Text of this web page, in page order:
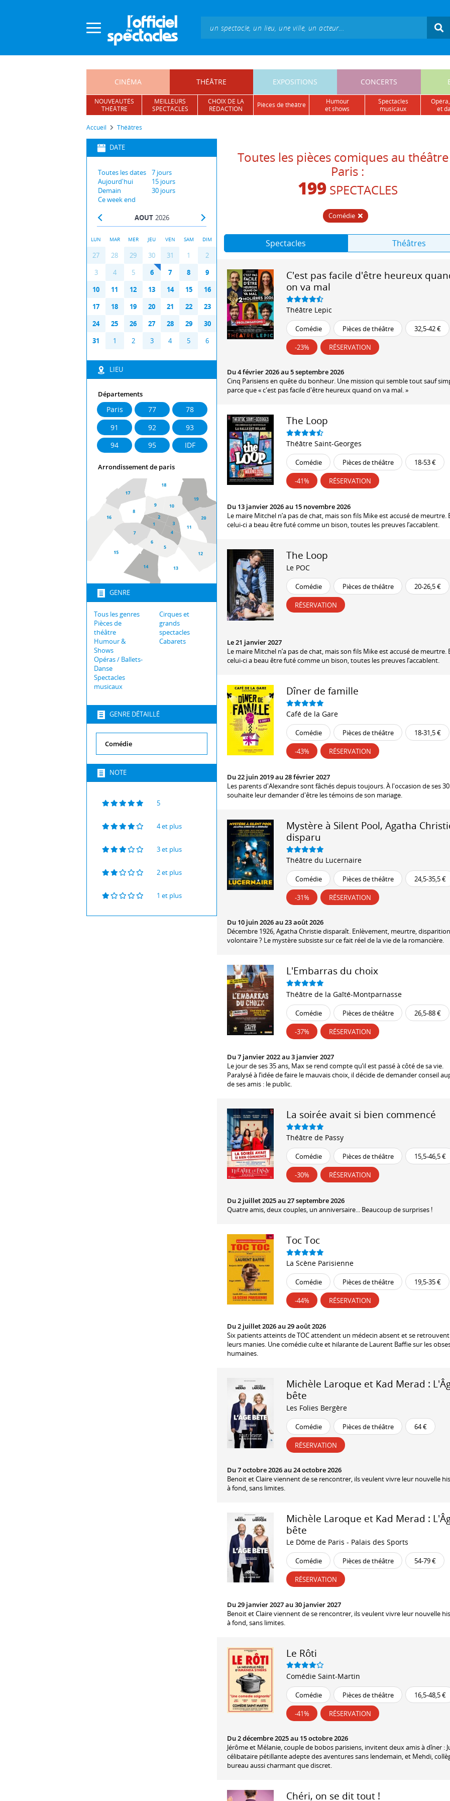
CINÉMA THÉÂTRE EXPOSITIONS CONCERTS
NOUVEAUTÉS
THÉÂTRE
MEILLEURS
SPECTACLES
CHOIX DE LA
RÉDACTION
pièces de théâtre
humour
et shows
spectacles
musicaux
et
Accueil Théâtres
DATE
Toutes les dates
Aujourd'hui
Demain
Ce week end
7 jours
15 jours
30 jours
ev
AOUT 2026
ex
LUN MAR MER JEU VEN SAM DIM
27 28 29 30 31 1
2
3
4 5 6 7 8
9
10
11 12 13 14 15
16
17
18 19 20 21 22
23
24
25 26 27 28 29
30
31
1 2 3 4 5 6
LIEU
Départements
Paris 77
78
91
92
93
94
95 IDF
Arrondissement de paris
GENRE
Tous les genres
Pièces de
théâtre
Humour &
Shows
Opéras / Ballets-
Danse
Spectacles
musicaux
Cirques et
grands
spectacles
Cabarets
GENRE DÉTAILLÉ
NOTE
5
4 et plus
3 et plus
2 et plus
1 et plus
Toutes les pièces comiques au
Paris :
199 SPECTACLES
Comédie
Spectacles Théâtres
C'est pas facile d'être heureux
on va mal
Théâtre Lepic
Comédie Pièces de théâtre 32,5-42 €
-23% RÉSERVATION
Du 4 février 2026 au 5 septembre 2026
Cinq Parisiens en quête du bonheur. Une mission qui semble tout sauf
parce que « c'est pas facile d'être heureux quand on va mal. »
The Loop
Théâtre Saint-Georges
Comédie Pièces de théâtre 18-53 €
-41% RÉSERVATION
Du 13 janvier 2026 au 15 novembre 2026
Le maire Mitchel n’a pas de chat, mais son fils Mike est accusé de meurtre.
celui-ci a beau être futé comme un bison, toutes les preuves l’accablent.
The Loop
Le POC
Comédie Pièces de théâtre 20-26,5 €
RÉSERVATION
Le 21 janvier 2027
Le maire Mitchel n’a pas de chat, mais son fils Mike est accusé de meurtre.
celui-ci a beau être futé comme un bison, toutes les preuves l’accablent.
Dîner de famille
Café de la Gare
Comédie Pièces de théâtre 18-31,5 €
-43% RÉSERVATION
Du 22 juin 2019 au 28 février 2027
​Les parents d'Alexandre sont fâchés depuis toujours. À l'occasion de ses
souhaite leur demander d'être les témoins de son mariage.
Mystère à Silent Pool, Agatha
disparu
Théâtre du Lucernaire
Comédie Pièces de théâtre 24,5-35,5 €
-31% RÉSERVATION
Du 10 juin 2026 au 23 août 2026
Décembre 1926, Agatha Christie disparaît. Enlèvement, meurtre, disparition
volontaire ? Le mystère subsiste sur ce fait réel de la vie de la romancière.
L'Embarras du choix
Théâtre de la Gaîté-Montparnasse
Comédie Pièces de théâtre 26,5-88 €
-37% RÉSERVATION
Du 7 janvier 2022 au 3 janvier 2027
Le jour de ses 35 ans, Max se rend compte qu’il est passé à côté de sa vie.
Paralysé à l’idée de faire le mauvais choix, il décide de demander conseil
de ses amis : le public.
La soirée avait si bien commencé
Théâtre de Passy
Comédie Pièces de théâtre 15,5-46,5 €
-30% RÉSERVATION
Du 2 juillet 2025 au 27 septembre 2026
Quatre amis, deux couples, un anniversaire... Beaucoup de surprises !
Toc Toc
La Scène Parisienne
Comédie Pièces de théâtre 19,5-35 €
-44% RÉSERVATION
Du 2 juillet 2026 au 29 août 2026
Six patients atteints de TOC attendent un médecin absent et se retrouvent
leurs manies. Une comédie culte et hilarante de Laurent Baffie sur les
humaines.
Michèle Laroque et Kad Merad :
bête
Les Folies Bergère
Comédie Pièces de théâtre 64 €
RÉSERVATION
Du 7 octobre 2026 au 24 octobre 2026
Benoit et Claire viennent de se rencontrer, ils veulent vivre leur nouvelle
à fond, sans limites.
Michèle Laroque et Kad Merad :
bête
Le Dôme de Paris - Palais des Sports
Comédie Pièces de théâtre 54-79 €
RÉSERVATION
Du 29 janvier 2027 au 30 janvier 2027
Benoit et Claire viennent de se rencontrer, ils veulent vivre leur nouvelle
à fond, sans limites.
Le Rôti
Comédie Saint-Martin
Comédie Pièces de théâtre 16,5-48,5 €
-41% RÉSERVATION
Du 2 décembre 2025 au 15 octobre 2026
Jérôme et Mélanie, couple de bobos parisiens, invitent deux amis à dîner :
célibataire pétillante adepte des aventures sans lendemain, et Mehdi,
bureau aussi charmant que discret.
Chéri, on se dit tout !